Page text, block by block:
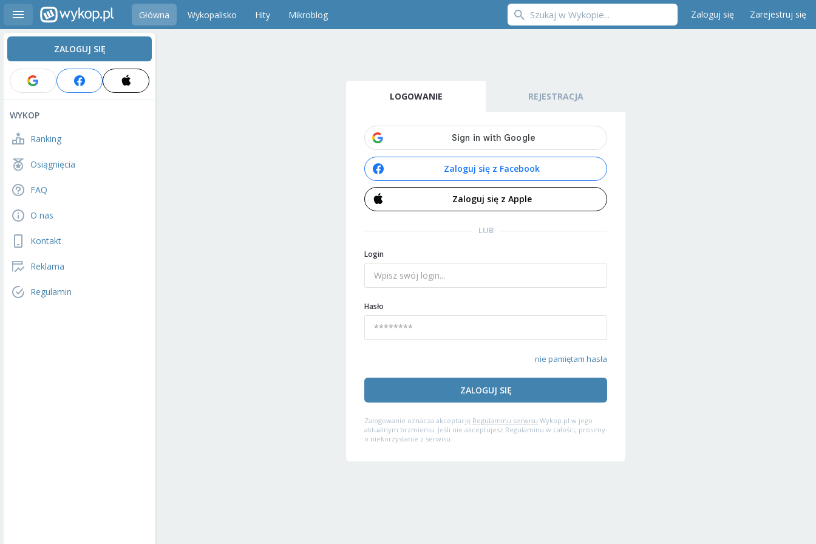
Główna Wykopalisko Hity Mikroblog Zaloguj się Zarejestruj się
ZALOGUJ SIĘ
WYKOP
Ranking
Osiągnięcia
FAQ
O nas
Kontakt
Reklama
Regulamin
LOGOWANIE REJESTRACJA
Zaloguj się z Facebook
Zaloguj się z Apple
LUB
Login
Hasło
nie pamiętam hasła
ZALOGUJ SIĘ
Zalogowanie oznacza akceptację Regulaminu serwisu Wykop.pl w jego
aktualnym brzmieniu. Jeśli nie akceptujesz Regulaminu w całości, prosimy
o niekorzystanie z serwisu.